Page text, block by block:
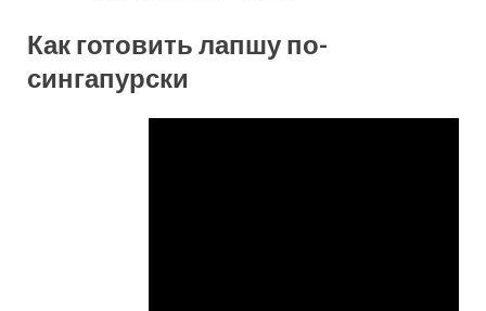
Как готовить лапшу по-
сингапурски